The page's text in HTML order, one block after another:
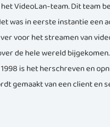
VideoLan-team. Dit team
was in eerste instantie een
voor het streamen van
de hele wereld
is het herschreven en
gemaakt van een client en